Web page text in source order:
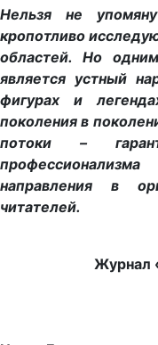
Нельзя не
кропотливо
областей. Но
является устный
фигурах и
поколения в
потоки –
направления в
читателей.
Журнал